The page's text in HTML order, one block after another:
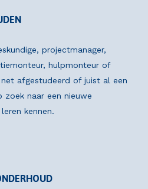
projectmanager,
hulpmonteur of
afgestudeerd of juist al een
naar een nieuwe
kennen.